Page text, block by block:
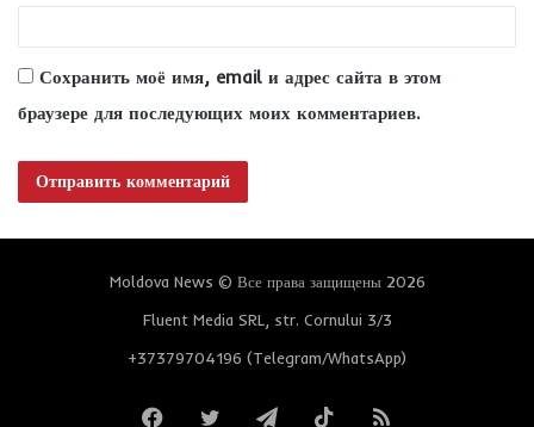
Сохранить моё имя, email и адрес сайта в этом
браузере для последующих моих комментариев.
Moldova News © Все права защищены 2026
Fluent Media SRL, str. Cornului 3/3
+37379704196 (Telegram/WhatsApp)
FacebookTwitterTelegramTikTokRSS